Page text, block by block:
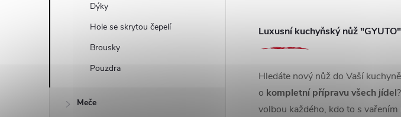
Dýky
Hole se skrytou čepelí
Brousky
Pouzdra
Meče
Luxusní kuchyňský nůž
Hledáte nový nůž do Vaší
o kompletní přípravu všech jídel
volbou každého, kdo to s vařením